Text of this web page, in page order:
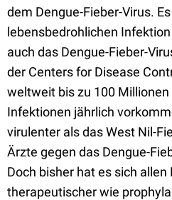
dem Dengue-Fieber-Virus.
lebensbedrohlichen
auch das Dengue-Fieber-
der Centers for Disease
weltweit bis zu 100 Millionen
Infektionen jährlich
virulenter als das West Nil-
Ärzte gegen das Dengue-
Doch bisher hat es sich allen
therapeutischer wie